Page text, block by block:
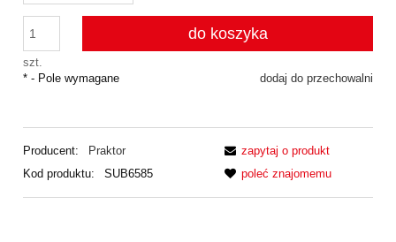
szt.
do koszyka
dodaj do przechowalni
* - Pole wymagane
Producent:
Praktor
Kod produktu:
SUB6585
zapytaj o produkt
poleć znajomemu